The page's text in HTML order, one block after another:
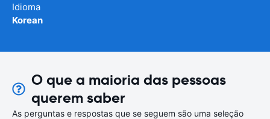
Idioma
Korean
O que a maioria das pessoas
querem saber
As perguntas e respostas que se seguem são uma seleção